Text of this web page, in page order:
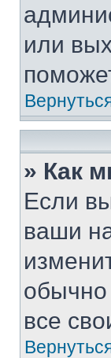
или
» Как
Если
ваши
обычно
все